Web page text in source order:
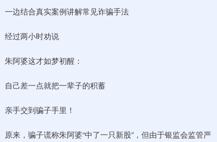
一边结合真实案例讲解常见诈骗手法
经过两小时劝说
朱阿婆这才如梦初醒：
自己差一点就把一辈子的积蓄
亲手交到骗子手里！
原来，骗子谎称朱阿婆“中了一只新股”，但由于银监会监管严